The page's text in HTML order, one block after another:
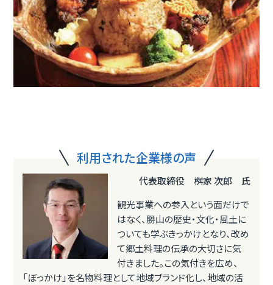
利用された企業様の声
代表取締役 桝家 次郎 氏
観光事業への参入という面だけで
はなく、勝山の歴史・文化・風土に
ついても学ぶきっかけとなり、改め
て郷土料理の伝承の大切さに気
付きました。この気付きを広め、
「ぼっかけ」を名物料理として地域ブランド化し、地域の活